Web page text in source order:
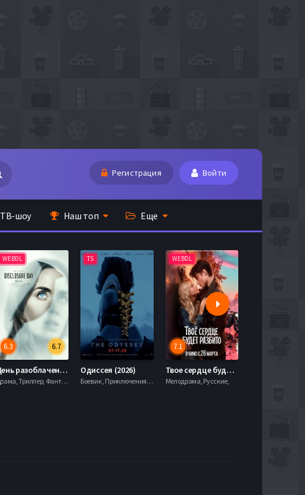
Регистрация Войти
ТВ-шоу Наш топ Еще
WEBDL
6.7
6.3
День разоблачения (2026)
Драма, Триллер, Фантастика,
TS
Одиссея (2026)
Боевик , Приключения, Фэнтези,
WEBDL
7.1
Твое сердце будет разбито (2026)
Мелодрама, Русские,